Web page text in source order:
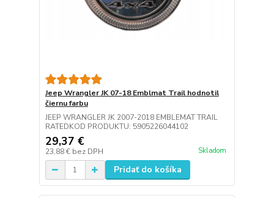
Jeep Wrangler JK 07-18 Emblmat Trail hodnotil
čiernu farbu
JEEP WRANGLER JK 2007-2018 EMBLEMAT TRAIL
RATEDKOD PRODUKTU: 5905226044102
29,37 €
23,88 € bez DPH Skladom
Pridať do košíka